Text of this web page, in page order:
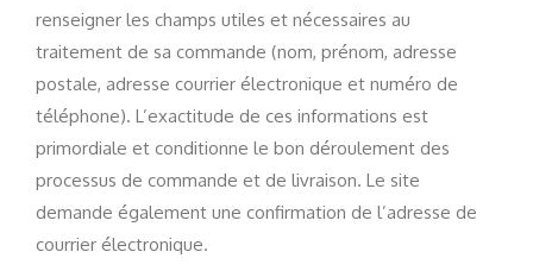
renseigner les champs utiles et nécessaires au
traitement de sa commande (nom, prénom, adresse
postale, adresse courrier électronique et numéro de
téléphone). L’exactitude de ces informations est
primordiale et conditionne le bon déroulement des
processus de commande et de livraison. Le site
demande également une confirmation de l’adresse de
courrier électronique.